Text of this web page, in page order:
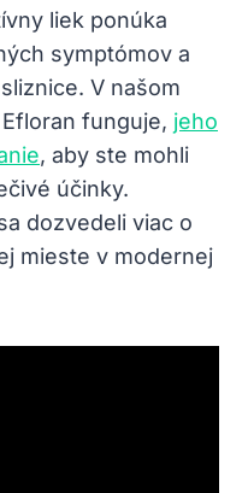
liek ponúka
symptómov a
V našom
funguje, jeho
, aby ste mohli
účinky.
dozvedeli viac o
mieste v modernej